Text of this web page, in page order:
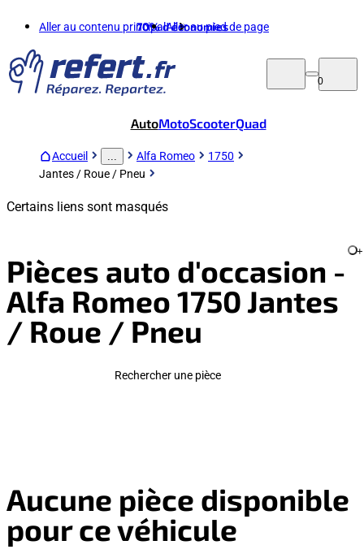
Aller au contenu principalAller au pied de page
70%d'économies
0
AutoMotoScooterQuad
Accueil Alfa Romeo
1750
Jantes / Roue / Pneu
Certains liens sont masqués
Pièces auto d'occasion -
Alfa Romeo 1750 Jantes
/ Roue / Pneu
+
Rechercher une pièce
Aucune pièce disponible
pour ce véhicule